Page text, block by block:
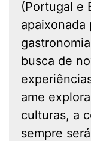
(Portugal e
apaixonada
busca de
ame
culturas, a
sempre